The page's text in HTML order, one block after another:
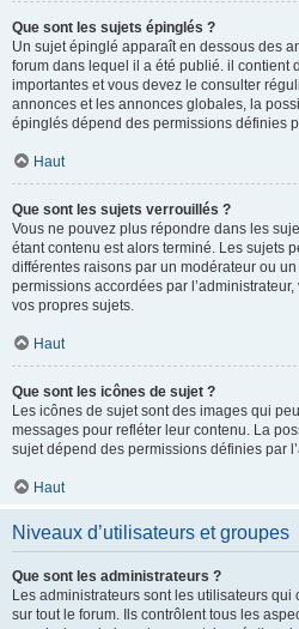
Que sont les sujets épinglés ?
Un sujet épinglé apparaît en dessous des
forum dans lequel il a été publié. il contient
importantes et vous devez le consulter
annonces et les annonces globales, la
épinglés dépend des permissions définies
Haut
Que sont les sujets verrouillés ?
Vous ne pouvez plus répondre dans les
étant contenu est alors terminé. Les sujets
différentes raisons par un modérateur ou
permissions accordées par
vos propres sujets.
Haut
Que sont les icônes de sujet ?
Les icônes de sujet sont des images qui
messages pour refléter leur contenu. La
sujet dépend des permissions définies par
Haut
Niveaux d’utilisateurs et groupes
Que sont les administrateurs ?
Les administrateurs sont les utilisateurs
sur tout le forum. Ils contrôlent tous les